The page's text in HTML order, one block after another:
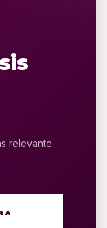
relevante